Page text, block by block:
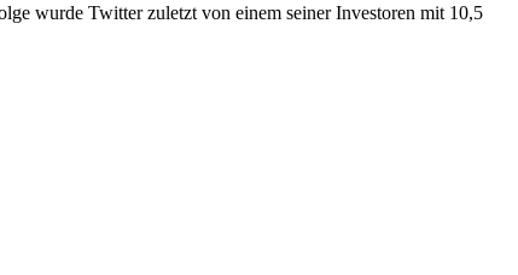
wurde Twitter zuletzt von einem seiner Investoren mit 10,5